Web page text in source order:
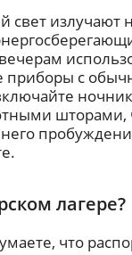
свет излучают
приборы с
шторами,
лагере?
что